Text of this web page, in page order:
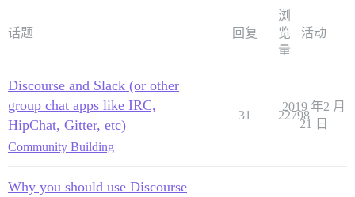
话题 回复
浏
览
量
活动
Discourse and Slack (or other
group chat apps like IRC,
HipChat, Gitter, etc)
Community Building
31 22798
2019 年2 月
21 日
Why you should use Discourse